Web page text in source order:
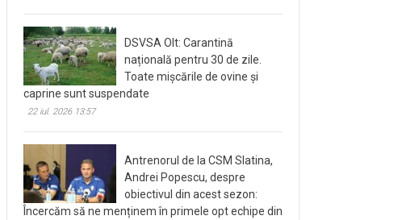
DSVSA Olt: Carantină
națională pentru 30 de zile.
Toate mișcările de ovine și
caprine sunt suspendate
22 iul. 2026 13:57
Antrenorul de la CSM Slatina,
Andrei Popescu, despre
obiectivul din acest sezon:
Încercăm să ne menținem în primele opt echipe din